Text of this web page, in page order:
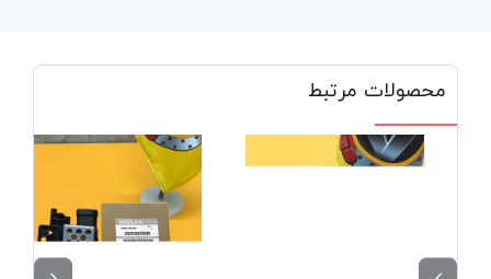
محصولات مرتبط